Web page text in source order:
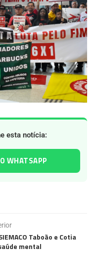
esta notícia:
WHATSAPP
Taboão e Cotia
mental